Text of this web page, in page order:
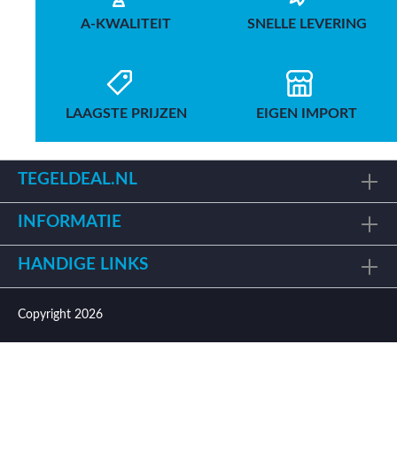
A-KWALITEIT SNELLE LEVERING
LAAGSTE PRIJZEN EIGEN IMPORT
TEGELDEAL.NL
INFORMATIE
HANDIGE LINKS
Copyright 2026